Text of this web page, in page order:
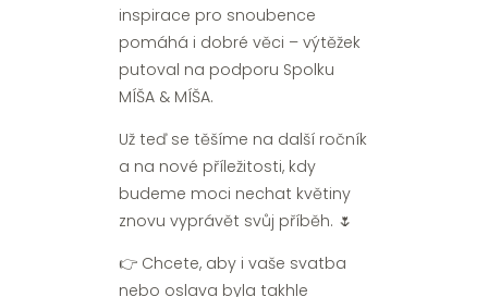
inspirace pro snoubence
pomáhá i dobré věci – výtěžek
putoval na podporu Spolku
MÍŠA & MÍŠA.
Už teď se těšíme na další ročník
a na nové příležitosti, kdy
budeme moci nechat květiny
znovu vyprávět svůj příběh. 🌷
👉 Chcete, aby i vaše svatba
nebo oslava byla takhle